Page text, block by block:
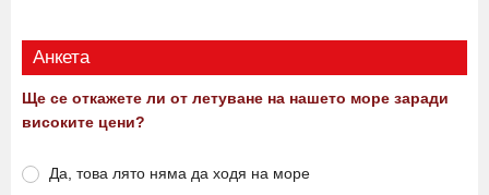
Анкета
Ще се откажете ли от летуване на нашето море заради
високите цени?
Да, това лято няма да ходя на море